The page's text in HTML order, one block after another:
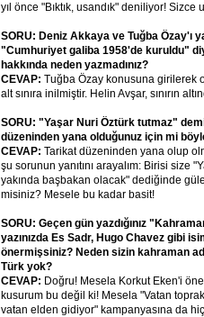
yıl önce "Bıktık, usandık" deniliyor! Sizce
SORU: Deniz Akkaya ve Tuğba Özay'ı
"Cumhuriyet galiba 1958'de kuruldu"
hakkında neden yazmadınız?
CEVAP: Tuğba Özay konusuna girilerek
alt sınıra inilmiştir. Helin Avşar, sınırın
SORU: "Yaşar Nuri Öztürk tutmaz"
düzeninden yana olduğunuz için mi
CEVAP: Tarikat düzeninden yana olup
şu sorunun yanıtını arayalım: Birisi size
yakında başbakan olacak" dediğinde
misiniz? Mesele bu kadar basit!
SORU: Geçen gün yazdığınız
yazınızda Es Sadr, Hugo Chavez gibi
önermişsiniz? Neden sizin kahraman
Türk yok?
CEVAP: Doğru! Mesela Korkut Eken'i
kusurum bu değil ki! Mesela "Vatan
vatan elden gidiyor" kampanyasına da